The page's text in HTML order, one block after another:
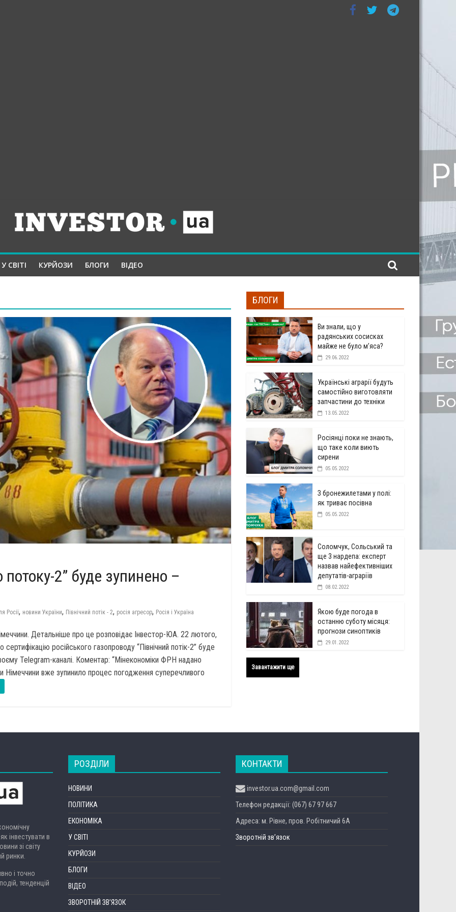
У СВІТІ КУРЙОЗИ БЛОГИ ВІДЕО
потоку-2” буде зупинено –
Росії, новини України, Північний потік - 2, росія агресор, Росія і Україна
Детальніше про це розповідає Інвестор-ЮА. 22 лютого,
російського газопроводу “Північний потік-2” буде
Telegram-каналі. Коментар: “Мінекономіки ФРН надано
Німеччини вже зупинило процес погодження суперечливого
БЛОГИ
Ви знали, що у
радянських сосисках
майже не було м’яса?
29.06.2022
Українські аграрії будуть
самостійно виготовляти
запчастини до техніки
13.05.2022
Росіянці поки не знають,
що таке коли виють
сирени
05.05.2022
З бронежилетами у полі:
як триває посівна
05.05.2022
Соломчук, Сольський та
ще 3 нардепа: експерт
назвав найефективніших
депутатів-аграріїв
08.02.2022
Якою буде погода в
останню суботу місяця:
прогнози синоптиків
29.01.2022
Завантажити ще
інвестувати в
зі світу
ринки.
і точно
тенденцій
РОЗДІЛИ
НОВИНИ
ПОЛІТИКА
ЕКОНОМІКА
У СВІТІ
КУРЙОЗИ
БЛОГИ
ВІДЕО
ЗВОРОТНІЙ ЗВ’ЯЗОК
КОНТАКТИ
investor.ua.com@gmail.com
Телефон редакції: (067) 67 97 667
Адреса: м. Рівне, пров. Робітничий 6А
Зворотній зв’язок